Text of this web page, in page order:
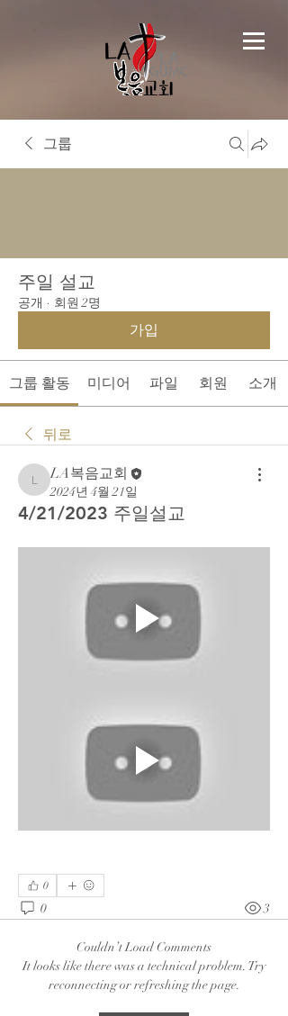
그룹
주일 설교
공개 · 회원 2명
가입
그룹 활동 미디어 파일 회원 소개
뒤로
LA복음교회
LA복음교회
2024년 4월 21일
4/21/2023 주일설교
0
0 3
Couldn’t Load Comments
It looks like there was a technical problem. Try
reconnecting or refreshing the page.